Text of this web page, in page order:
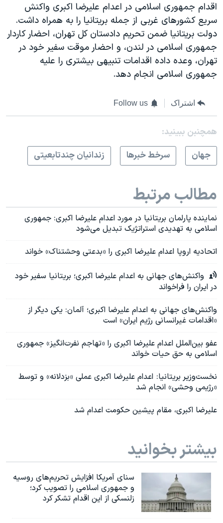
اقدام جمهوری اسلامی در اعدام علیرضا اکبری واکنش
سریع کشورهای غربی از جمله بریتانیا را به همراه داشت.
دولت بریتانیا ضمن تحریم دادستان کل تهران، احضار کاردار
جمهوری اسلامی در لندن، و احضار موقت سفیر خود در
تهران، وعده داده اقدامات تنبیهی بیشتری را علیه
جمهوری اسلامی انجام دهد.
اشتراک Follow us
همچنبن ببینید:
جهان
سرخط خبرها زندانیان چندتابعیتی
مطالب مرتبط
نماینده پارلمان بریتانیا در مورد اعدام علیرضا اکبری: جمهوری
اسلامی به تهدیدی استراتژیک تبدیل می‌شود
اتحادیه اروپا اعدام علیرضا اکبری را «بدعتی وحشتناک» خواند
واکنش‌های جهانی به اعدام علیرضا اکبری؛ بریتانیا سفیر خود
در ایران را فراخواند
واکنش‌های جهانی به اعدام علیرضا اکبری؛ آلمان: یکی دیگر از
«اقدامات غیرانسانی رژیم ایران» است
عفو بین‌الملل اعدام علیرضا اکبری را «تهاجم نفرت‌انگیز» جمهوری
اسلامی به حق حیات خواند
نخست‌وزیر بریتانیا: اعدام علیرضا اکبری عملی «بزدلانه» و توسط
«رژیمی وحشی» انجام شد
علیرضا اکبری، مقام پیشین حکومت اعدام شد
بیشتر بخوانید
سنای آمریکا افزایش تحریم‌های روسیه
و جمهوری اسلامی را تصویب کرد؛
زلنسکی از این اقدام تشکر کرد